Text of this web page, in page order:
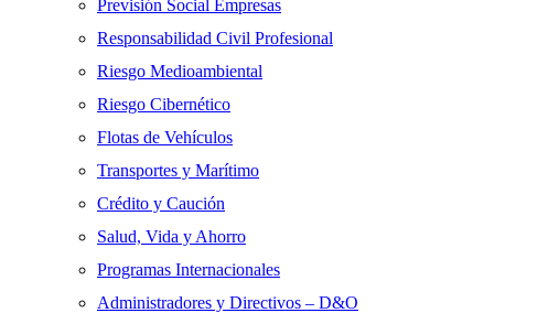
Previsión Social Empresas
Responsabilidad Civil Profesional
Riesgo Medioambiental
Riesgo Cibernético
Flotas de Vehículos
Transportes y Marítimo
Crédito y Caución
Salud, Vida y Ahorro
Programas Internacionales
Administradores y Directivos – D&O